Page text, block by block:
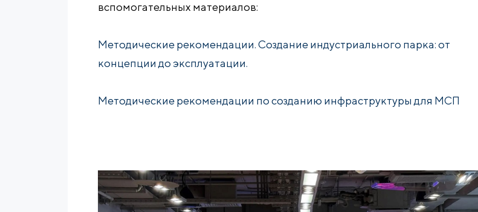
вспомогательных материалов:
Методические рекомендации. Создание индустриального парка: от
концепции до эксплуатации.
Методические рекомендации по созданию инфраструктуры для МСП